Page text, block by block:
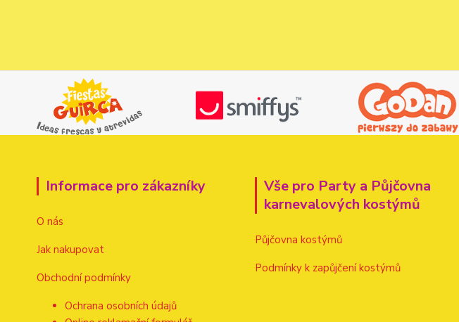
Informace pro zákazníky
O nás
Jak nakupovat
Obchodní podmínky
Ochrana osobních údajů
Vše pro Party a Půjčovna
karnevalových kostýmů
Půjčovna kostýmů
Podmínky k zapůjčení kostýmů